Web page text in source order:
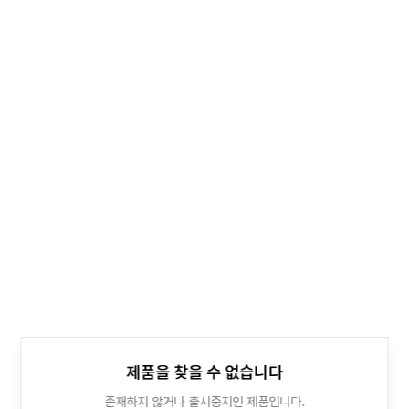
제품을 찾을 수 없습니다
존재하지 않거나 출시중지인 제품입니다.